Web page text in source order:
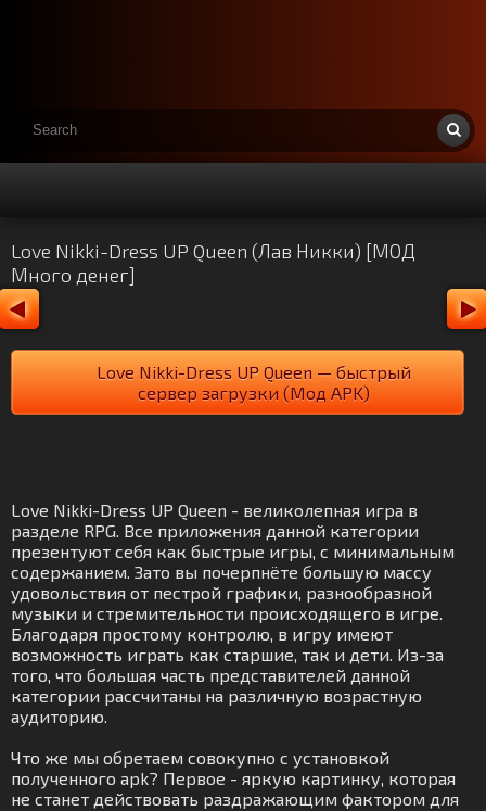
Love Nikki-Dress UP Queen (Лав Никки) [МОД
Много денег]
Love Nikki-Dress UP Queen — быстрый
сервер загрузки (Мод APK)
Love Nikki-Dress UP Queen - великолепная игра в
разделе RPG. Все приложения данной категории
презентуют себя как быстрые игры, с минимальным
содержанием. Зато вы почерпнёте большую массу
удовольствия от пестрой графики, разнообразной
музыки и стремительности происходящего в игре.
Благодаря простому контролю, в игру имеют
возможность играть как старшие, так и дети. Из-за
того, что большая часть представителей данной
категории рассчитаны на различную возрастную
аудиторию.
Что же мы обретаем совокупно с установкой
полученного apk? Первое - яркую картинку, которая
не станет действовать раздражающим фактором для